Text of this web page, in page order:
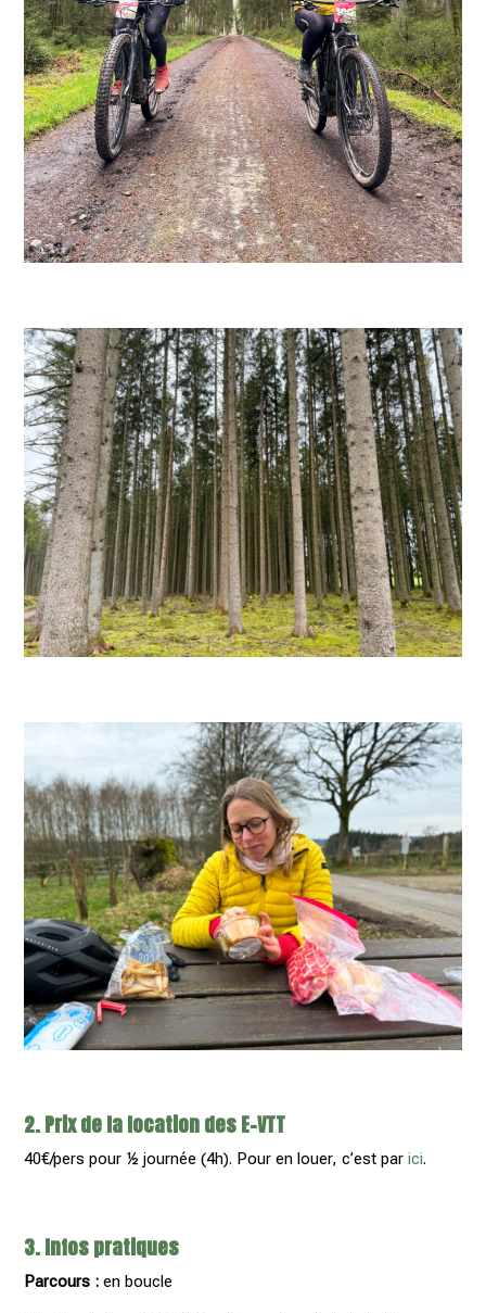
2. Prix de la location des E-VTT
40€/pers pour ½ journée (4h). Pour en louer, c’est parici.
3. Infos pratiques
Parcours : en boucle